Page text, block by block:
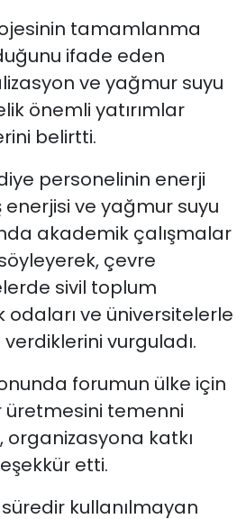
tamamlanma
ifade eden
ve yağmur suyu
önemli yatırımlar
belirtti.
personelinin enerji
ve yağmur suyu
akademik çalışmalar
çevre
sivil toplum
odaları ve üniversitelerle
vurguladı.
forumun ülke için
üretmesini temenni
katkı
etti.
kullanılmayan